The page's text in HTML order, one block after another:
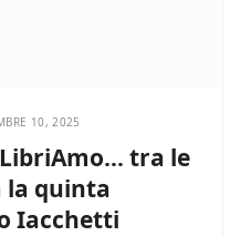
10, 2025
tra le
la quinta
Iacchetti